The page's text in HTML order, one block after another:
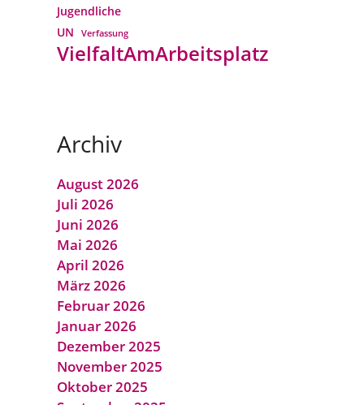
Jugendliche
UN
Verfassung
VielfaltAmArbeitsplatz
Archiv
August 2026
Juli 2026
Juni 2026
Mai 2026
April 2026
März 2026
Februar 2026
Januar 2026
Dezember 2025
November 2025
Oktober 2025